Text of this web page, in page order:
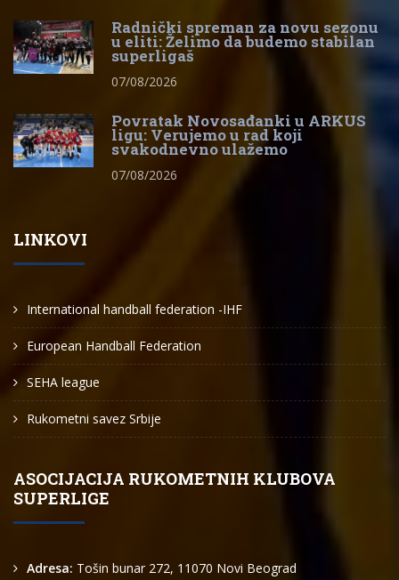
Radnički spreman za novu sezonu
u eliti: Želimo da budemo stabilan
superligaš
07/08/2026
Povratak Novosađanki u ARKUS
ligu: Verujemo u rad koji
svakodnevno ulažemo
07/08/2026
LINKOVI
International handball federation -IHF
European Handball Federation
SEHA league
Rukometni savez Srbije
ASOCIJACIJA RUKOMETNIH KLUBOVA
SUPERLIGE
Adresa: Tošin bunar 272, 11070 Novi Beograd